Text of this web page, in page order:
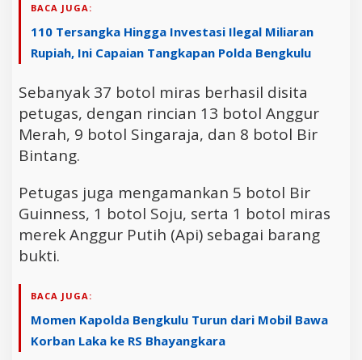
BACA JUGA:
110 Tersangka Hingga Investasi Ilegal Miliaran
Rupiah, Ini Capaian Tangkapan Polda Bengkulu
Sebanyak 37 botol miras berhasil disita
petugas, dengan rincian 13 botol Anggur
Merah, 9 botol Singaraja, dan 8 botol Bir
Bintang.
Petugas juga mengamankan 5 botol Bir
Guinness, 1 botol Soju, serta 1 botol miras
merek Anggur Putih (Api) sebagai barang
bukti.
BACA JUGA:
Momen Kapolda Bengkulu Turun dari Mobil Bawa
Korban Laka ke RS Bhayangkara